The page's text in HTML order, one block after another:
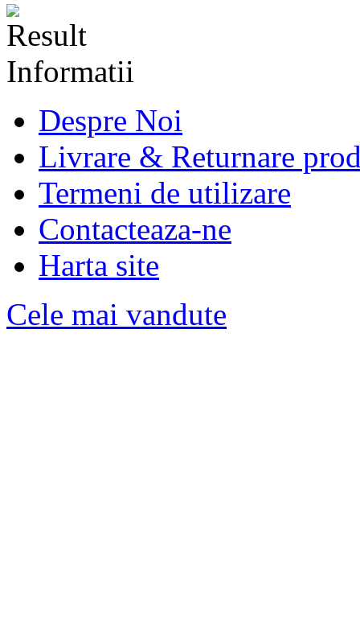
Informatii
Despre Noi
Livrare & Returnare
Termeni de utilizare
Contacteaza-ne
Harta site
Cele mai vandute